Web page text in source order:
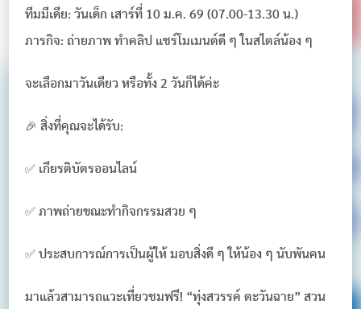
ทีมมีเดีย: วันเด็ก เสาร์ที่ 10 ม.ค. 69 (07.00-13.30 น.)
ภารกิจ: ถ่ายภาพ ทำคลิป แชร์โมเมนต์ดี ๆ ในสไตล์น้อง ๆ
จะเลือกมาวันเดียว หรือทั้ง 2 วันก็ได้ค่ะ
🎉 สิ่งที่คุณจะได้รับ:
✅ เกียรติบัตรออนไลน์
✅ ภาพถ่ายขณะทำกิจกรรมสวย ๆ
✅ ประสบการณ์การเป็นผู้ให้ มอบสิ่งดี ๆ ให้น้อง ๆ นับพันคน
มาแล้วสามารถแวะเที่ยวชมฟรี! “ทุ่งสวรรค์ ตะวันฉาย” สวน